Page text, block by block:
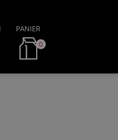
PANIER
0